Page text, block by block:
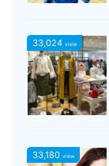
33,024 view
33,180 view